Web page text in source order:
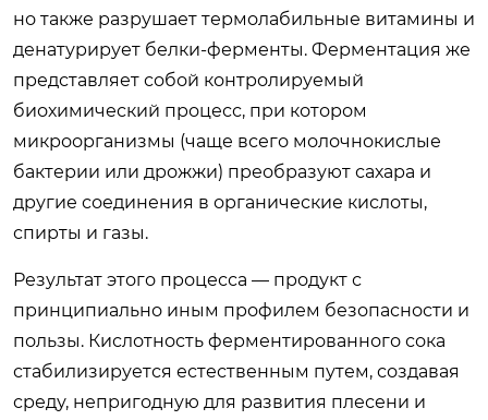
но также разрушает термолабильные витамины и
денатурирует белки-ферменты. Ферментация же
представляет собой контролируемый
биохимический процесс, при котором
микроорганизмы (чаще всего молочнокислые
бактерии или дрожжи) преобразуют сахара и
другие соединения в органические кислоты,
спирты и газы.
Результат этого процесса — продукт с
принципиально иным профилем безопасности и
пользы. Кислотность ферментированного сока
стабилизируется естественным путем, создавая
среду, непригодную для развития плесени и